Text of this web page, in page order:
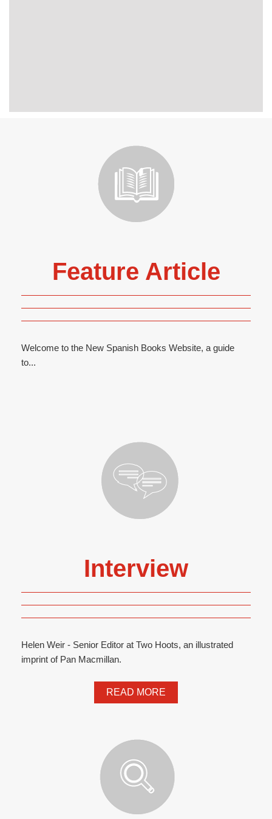
Feature Article
Welcome to the New Spanish Books Website, a guide
to...
Interview
Helen Weir - Senior Editor at Two Hoots, an illustrated
imprint of Pan Macmillan.
READ MORE